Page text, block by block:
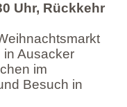
Uhr, Rückkehr
Ausacker
im
Besuch in